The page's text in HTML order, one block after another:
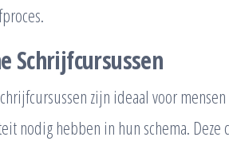
Schrijfcursussen
zijn ideaal voor
nodig hebben in hun schema. Deze